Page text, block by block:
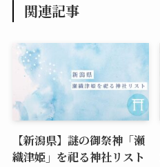
関連記事
【新潟県】謎の御祭神「瀬
織津姫」を祀る神社リスト